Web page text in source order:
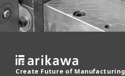
Create Future of Manufacturing